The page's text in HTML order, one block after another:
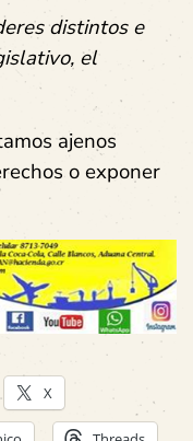
distintos e
el
ajenos
o exponer
X